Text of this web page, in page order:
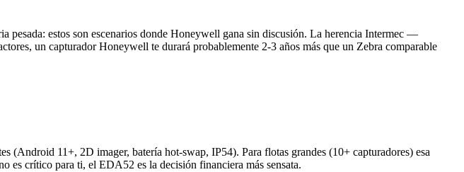
estos son escenarios donde Honeywell gana sin discusión. La herencia Intermec —
un capturador Honeywell te durará probablemente 2-3 años más que un Zebra comparable
(Android 11+, 2D imager, batería hot-swap, IP54). Para flotas grandes (10+ capturadores) esa
es crítico para ti, el EDA52 es la decisión financiera más sensata.